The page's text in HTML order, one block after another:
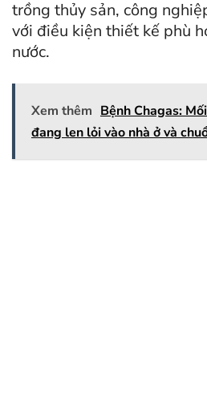
trồng thủy sản, công
với điều kiện thiết kế phù
nước.
Xem thêm Bệnh Chagas:
đang len lỏi vào nhà ở và